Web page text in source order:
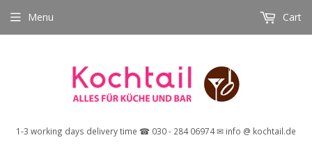
1-3 working days delivery time ☎ 030 - 284 06974 ✉ info @ kochtail.de
Menu Cart